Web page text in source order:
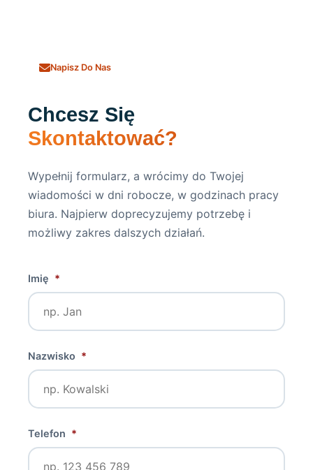
Napisz Do Nas
Chcesz Się
Skontaktować?
Wypełnij formularz, a wrócimy do Twojej
wiadomości w dni robocze, w godzinach pracy
biura. Najpierw doprecyzujemy potrzebę i
możliwy zakres dalszych działań.
Imię *
Nazwisko *
Telefon *